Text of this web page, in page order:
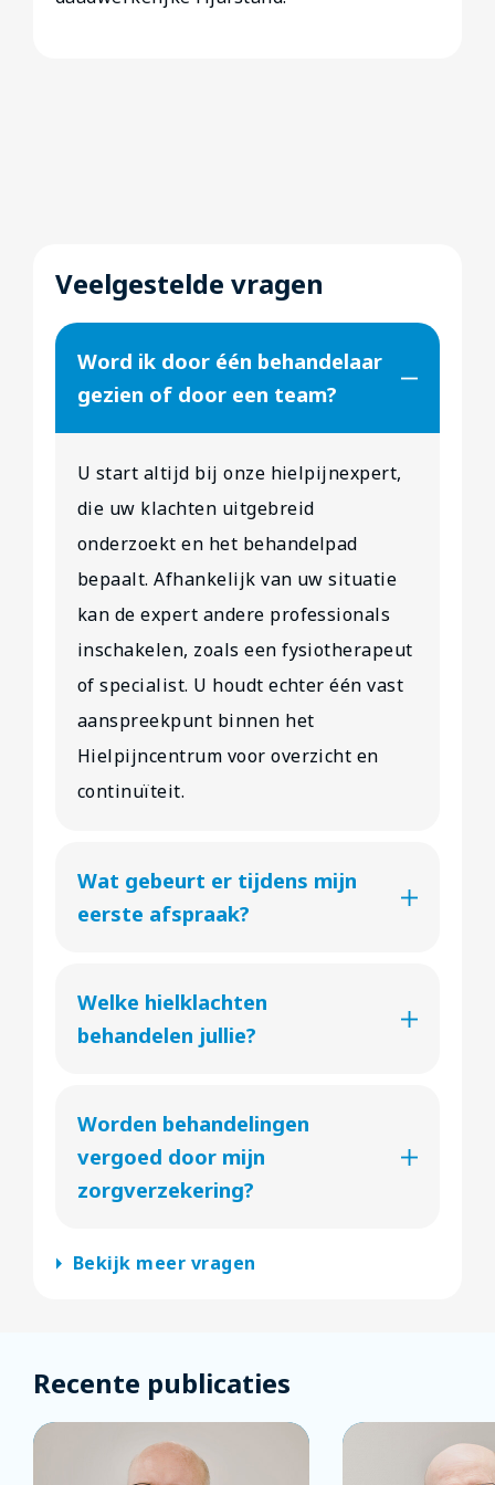
Veelgestelde vragen
Word ik door één behandelaar
gezien of door een team?
U start altijd bij onze hielpijnexpert,
die uw klachten uitgebreid
onderzoekt en het behandelpad
bepaalt. Afhankelijk van uw situatie
kan de expert andere professionals
inschakelen, zoals een fysiotherapeut
of specialist. U houdt echter één vast
aanspreekpunt binnen het
Hielpijncentrum voor overzicht en
continuïteit.
Wat gebeurt er tijdens mijn
eerste afspraak?
Welke hielklachten
behandelen jullie?
Worden behandelingen
vergoed door mijn
zorgverzekering?
arrow_right Bekijk meer vragen
Recente publicaties